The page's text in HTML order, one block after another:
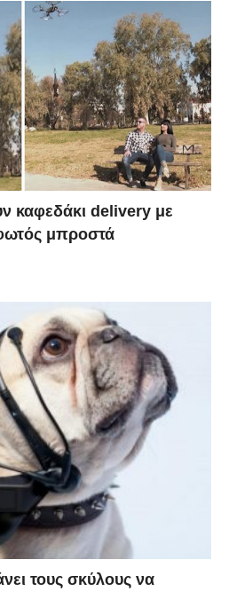
καφεδάκι delivery με
μπροστά
τους σκύλους να